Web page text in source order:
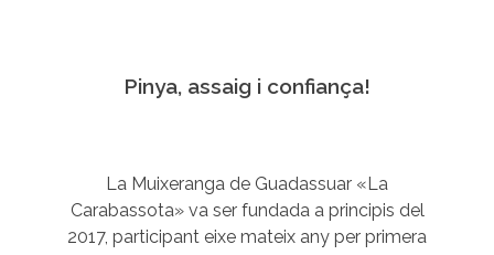
Pinya, assaig i confiança!
La Muixeranga de Guadassuar «La
Carabassota» va ser fundada a principis del
2017, participant eixe mateix any per primera